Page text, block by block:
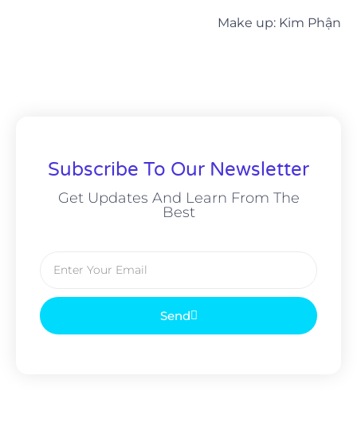
Make up: Kim Phận
Subscribe To Our Newsletter
Get Updates And Learn From The
Best
Send